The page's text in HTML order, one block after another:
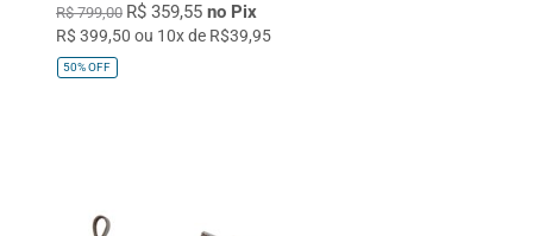
R$ 799,00 R$ 359,55 no Pix
R$ 399,50 ou 10x de R$39,95
50%OFF